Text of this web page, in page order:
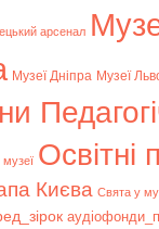
арсенал
Музеї Дніпра Музеї
музеї Освітні
Києва Свята у